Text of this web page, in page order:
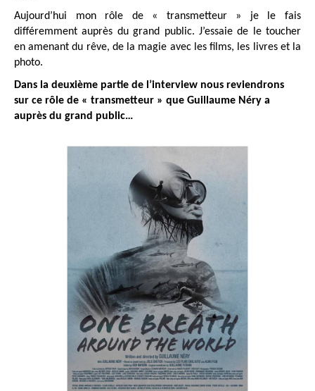
Aujourd’hui mon rôle de « transmetteur » je le fais
différemment auprès du grand public. J’essaie de le toucher
en amenant du rêve, de la magie avec les films, les livres et la
photo.
Dans la deuxième partie de l’interview nous reviendrons
sur ce rôle de « transmetteur » que Guillaume Néry a
auprès du grand public…